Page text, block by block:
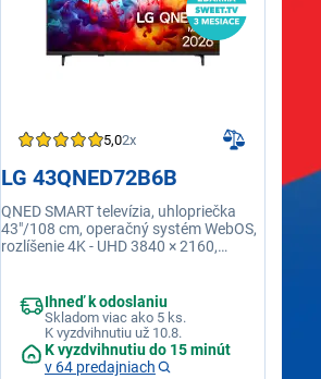
5,02x
LG 43QNED72B6B
QNED SMART televízia, uhlopriečka
43"/108 cm, operačný systém WebOS,
rozlíšenie 4K - UHD 3840 × 2160,
45, USB, Wi-fi integrovaná, Ethernet
(LAN)
Ihneď k odoslaniu
Skladom viac ako 5 ks.
K vyzdvihnutiu už 10.8.
K vyzdvihnutiu do 15 minút
v 64 predajniach